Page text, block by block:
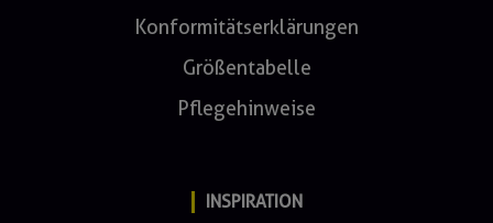
Konformitätserklärungen
Größentabelle
Pflegehinweise
INSPIRATION